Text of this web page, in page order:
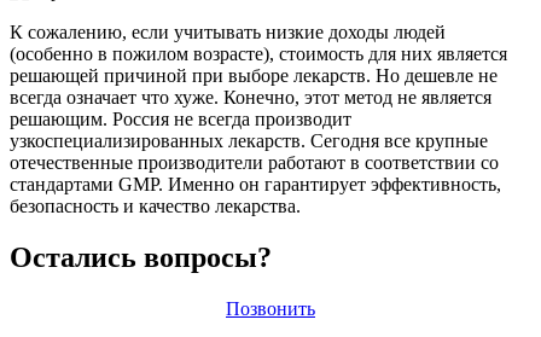
К сожалению, если учитывать низкие доходы людей
(особенно в пожилом возрасте), стоимость для них является
решающей причиной при выборе лекарств. Но дешевле не
всегда означает что хуже. Конечно, этот метод не является
решающим. Россия не всегда производит
узкоспециализированных лекарств. Сегодня все крупные
отечественные производители работают в соответствии со
стандартами GMP. Именно он гарантирует эффективность,
безопасность и качество лекарства.
Остались вопросы?
Позвонить